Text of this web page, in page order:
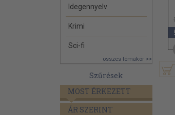
Idegennyelv
Krimi
Sci-fi
összes témakör >>
Szűrések
MOST ÉRKEZETT
ÁR SZERINT